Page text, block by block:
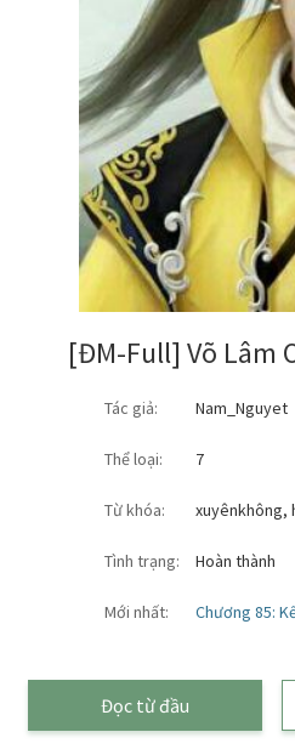
[ĐM-Full] Võ Lâm
Tác giả: Nam_Nguyet
Thể loại: 7
Từ khóa: xuyênkhông,
Tình trạng: Hoàn thành
Mới nhất: Chương 85:
Đọc từ đầu